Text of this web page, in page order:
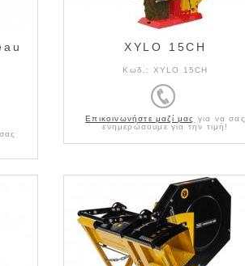
XYLO 15CH
Κωδ.: XYLO 15CH
Επικοινωνήστε μαζί μας για να σας
ενημερώσουμε για την τιμή!